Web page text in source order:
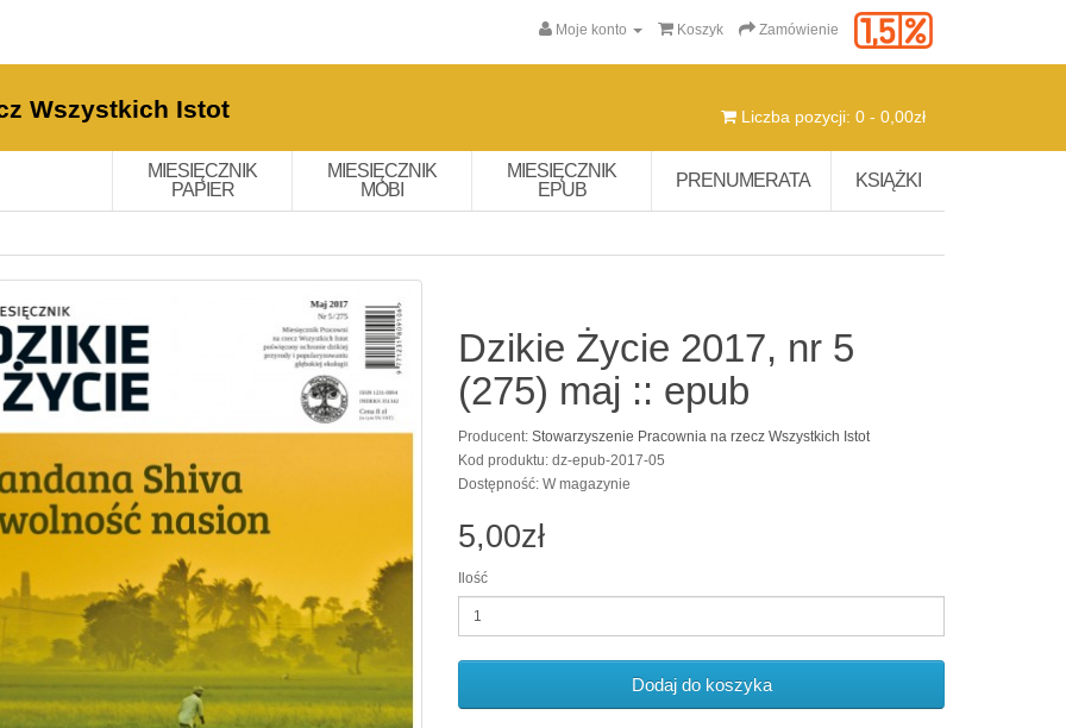
Moje konto Koszyk Zamówienie
Wszystkich Istot Liczba pozycji: 0 - 0,00zł
MIESIĘCZNIK
PAPIER
MIESIĘCZNIK
MOBI
MIESIĘCZNIK
EPUB
PRENUMERATA KSIĄŻKI
Dzikie Życie 2017, nr 5
(275) maj :: epub
Producent:Stowarzyszenie Pracownia na rzecz Wszystkich Istot
Kod produktu: dz-epub-2017-05
Dostępność: W magazynie
5,00zł
Ilość
Dodaj do koszyka